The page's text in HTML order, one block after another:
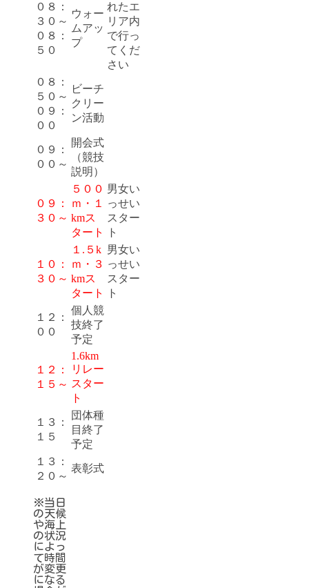
０８：
３０～
０８：
５０
ウォー
ムアッ
プ
れたエ
リア内
で行っ
てくだ
さい
０８：
５０～
０９：
００
ビーチ
クリー
ン活動
０９：
００～
開会式
（競技
説明）
０９：
３０～
５００
ｍ・１
kmス
タート
男女い
っせい
スター
ト
１０：
３０～
１.５k
ｍ・３
kmス
タート
男女い
っせい
スター
ト
１２：
００
個人競
技終了
予定
１２：
１５～
1.6km
リレー
スター
ト
１３：
１５
団体種
目終了
予定
１３：
２０～
表彰式
※当日
の天候
や海上
の状況
によっ
て時間
が変更
になる